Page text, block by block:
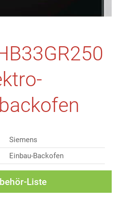
Siemens
Einbau-Backofen
Liste